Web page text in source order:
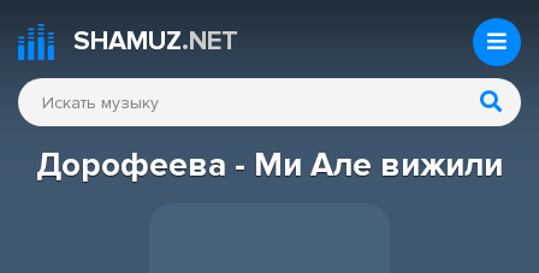
SHAMUZ.NET
Дорофеева - Ми Але вижили